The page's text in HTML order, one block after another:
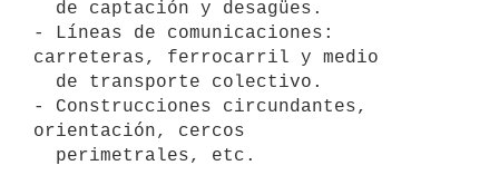
- Líneas de comunicaciones:
carreteras, ferrocarril y medio
- Construcciones circundantes,
orientación, cercos